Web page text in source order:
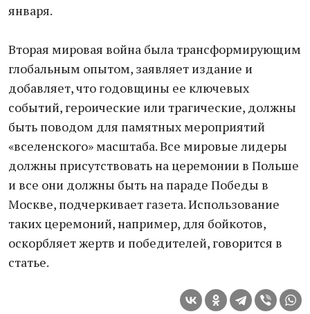
января.
Вторая мировая война была трансформирующим
глобальным опытом, заявляет издание и
добавляет, что годовщины ее ключевых
событий, героические или трагические, должны
быть поводом для памятных мероприятий
«вселенского» масштаба. Все мировые лидеры
должны присутствовать на церемонии в Польше
и все они должны быть на параде Победы в
Москве, подчеркивает газета. Использование
таких церемоний, например, для бойкотов,
оскорбляет жертв и победителей, говорится в
статье.